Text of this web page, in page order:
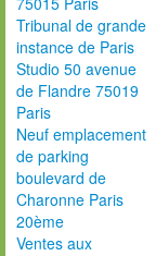
Tribunal de grande
instance de Paris
Studio 50 avenue
de Flandre 75019
Paris
Neuf emplacement
de parking
boulevard de
Charonne Paris
20ème
Ventes aux